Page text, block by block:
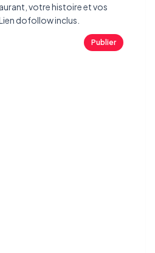
votre histoire et vos
dofollow inclus.
Publier